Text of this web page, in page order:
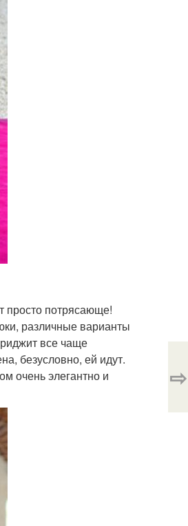
просто потрясающе!
различные варианты
все чаще
безусловно, ей идут.
очень элегантно и
⇨